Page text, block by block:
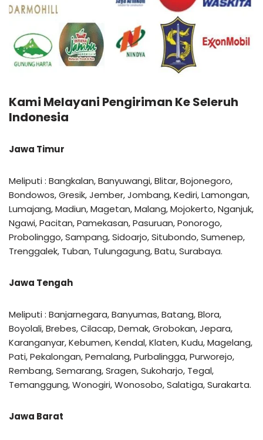
Kami Melayani Pengiriman Ke Seleruh
Indonesia
Jawa Timur
Meliputi : Bangkalan, Banyuwangi, Blitar, Bojonegoro,
Bondowos, Gresik, Jember, Jombang, Kediri, Lamongan,
Lumajang, Madiun, Magetan, Malang, Mojokerto, Nganjuk,
Ngawi, Pacitan, Pamekasan, Pasuruan, Ponorogo,
Probolinggo, Sampang, Sidoarjo, Situbondo, Sumenep,
Trenggalek, Tuban, Tulungagung, Batu, Surabaya.
Jawa Tengah
Meliputi : Banjarnegara, Banyumas, Batang, Blora,
Boyolali, Brebes, Cilacap, Demak, Grobokan, Jepara,
Karanganyar, Kebumen, Kendal, Klaten, Kudu, Magelang,
Pati, Pekalongan, Pemalang, Purbalingga, Purworejo,
Rembang, Semarang, Sragen, Sukoharjo, Tegal,
Temanggung, Wonogiri, Wonosobo, Salatiga, Surakarta.
Jawa Barat